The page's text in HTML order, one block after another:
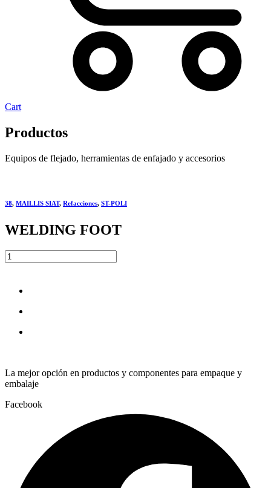
Cart
Productos
Equipos de flejado, herramientas de enfajado y accesorios
38, MAILLIS SIAT, Refacciones, ST-POLI
WELDING FOOT
WELDING
FOOT
La mejor opción en productos y componentes para empaque y
embalaje
Facebook